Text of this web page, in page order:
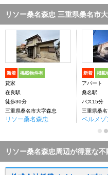
リソー桑名森忠 三重県桑名市
新着 掲載物件有
貸家
在良駅
徒歩30分
三重県桑名市大字森忠
リソー桑名森忠
新着 掲載
アパート
桑名駅
バス15分 サンシ
三重県桑
ベルメゾ
リソー桑名森忠周辺が得意な